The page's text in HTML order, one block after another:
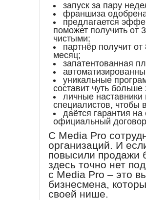
запуск за пару
франшиза
предлагается
поможет получить от
чистыми;
партнёр получит от
месяц;
запатентованная
уникальные
составит чуть
личные
специалистов, чтобы
даётся гарантия
официальный
С Media Pro
организаций. И
повысили продажи
здесь точно нет
с Media Pro – это
бизнесмена,
своей нише.